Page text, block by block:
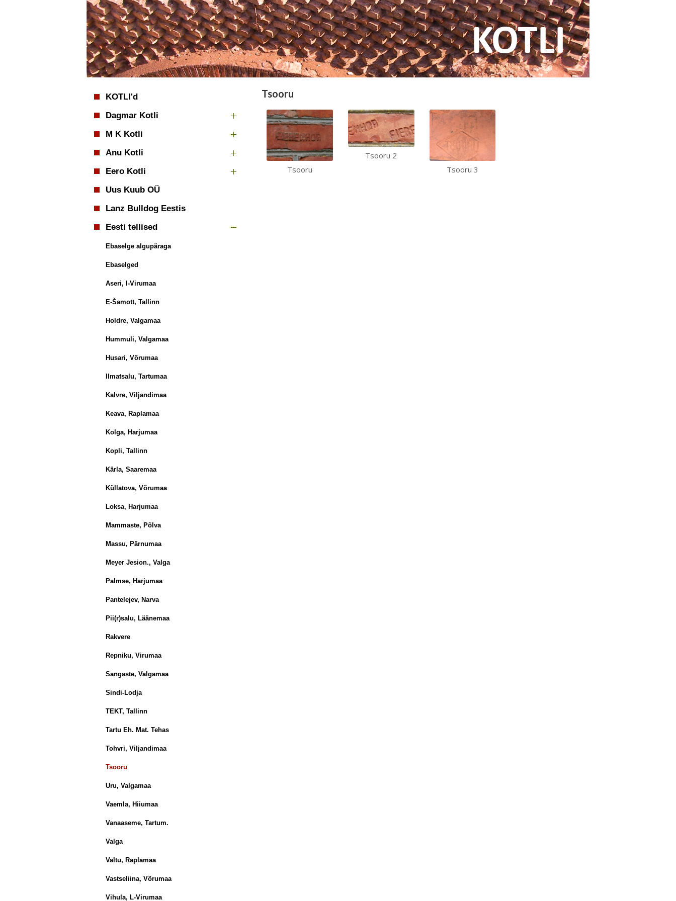
KOTLI'd
Dagmar Kotli
M K Kotli
Anu Kotli
Eero Kotli
Uus Kuub OÜ
Lanz Bulldog Eestis
Eesti tellised
Ebaselge algupäraga
Ebaselged
Aseri, I-Virumaa
E-Šamott, Tallinn
Holdre, Valgamaa
Hummuli, Valgamaa
Husari, Võrumaa
Ilmatsalu, Tartumaa
Kalvre, Viljandimaa
Keava, Raplamaa
Kolga, Harjumaa
Kopli, Tallinn
Kärla, Saaremaa
Küllatova, Võrumaa
Loksa, Harjumaa
Mammaste, Põlva
Massu, Pärnumaa
Meyer Jesion., Valga
Palmse, Harjumaa
Pantelejev, Narva
Pii(r)salu, Läänemaa
Rakvere
Repniku, Virumaa
Sangaste, Valgamaa
Sindi-Lodja
TEKT, Tallinn
Tartu Eh. Mat. Tehas
Tohvri, Viljandimaa
Tsooru
Uru, Valgamaa
Vaemla, Hiiumaa
Vanaaseme, Tartum.
Valga
Valtu, Raplamaa
Vastseliina, Võrumaa
Vihula, L-Virumaa
Tsooru
Tsooru
Tsooru 2
Tsooru 3